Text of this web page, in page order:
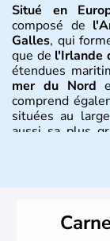
Situé en
composé de
Galles, qui
que de l'Irlande
étendues
mer du Nord
comprend
situées au
aussi sa plus
Histoire